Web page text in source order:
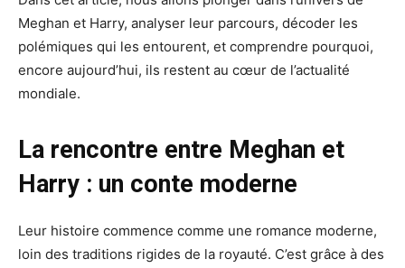
Meghan et Harry, analyser leur parcours, décoder les
polémiques qui les entourent, et comprendre pourquoi,
encore aujourd’hui, ils restent au cœur de l’actualité
mondiale.
La rencontre entre Meghan et
Harry : un conte moderne
Leur histoire commence comme une romance moderne,
loin des traditions rigides de la royauté. C’est grâce à des